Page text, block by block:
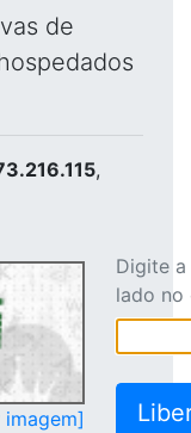
de
,
Digite
lado no